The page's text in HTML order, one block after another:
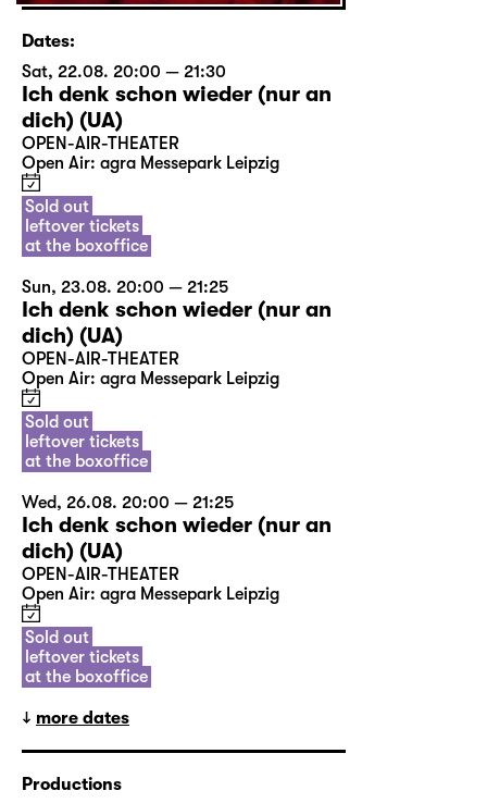
Dates:
Sat, 22.08. 20:00 — 21:30
Ich denk schon wieder (nur an
dich) (UA)
OPEN-AIR-THEATER
Open Air: agra Messepark Leipzig
Sold out
leftover tickets
at the boxoffice
Sun, 23.08. 20:00 — 21:25
Ich denk schon wieder (nur an
dich) (UA)
OPEN-AIR-THEATER
Open Air: agra Messepark Leipzig
Sold out
leftover tickets
at the boxoffice
Wed, 26.08. 20:00 — 21:25
Ich denk schon wieder (nur an
dich) (UA)
OPEN-AIR-THEATER
Open Air: agra Messepark Leipzig
Sold out
leftover tickets
at the boxoffice
more dates
Productions